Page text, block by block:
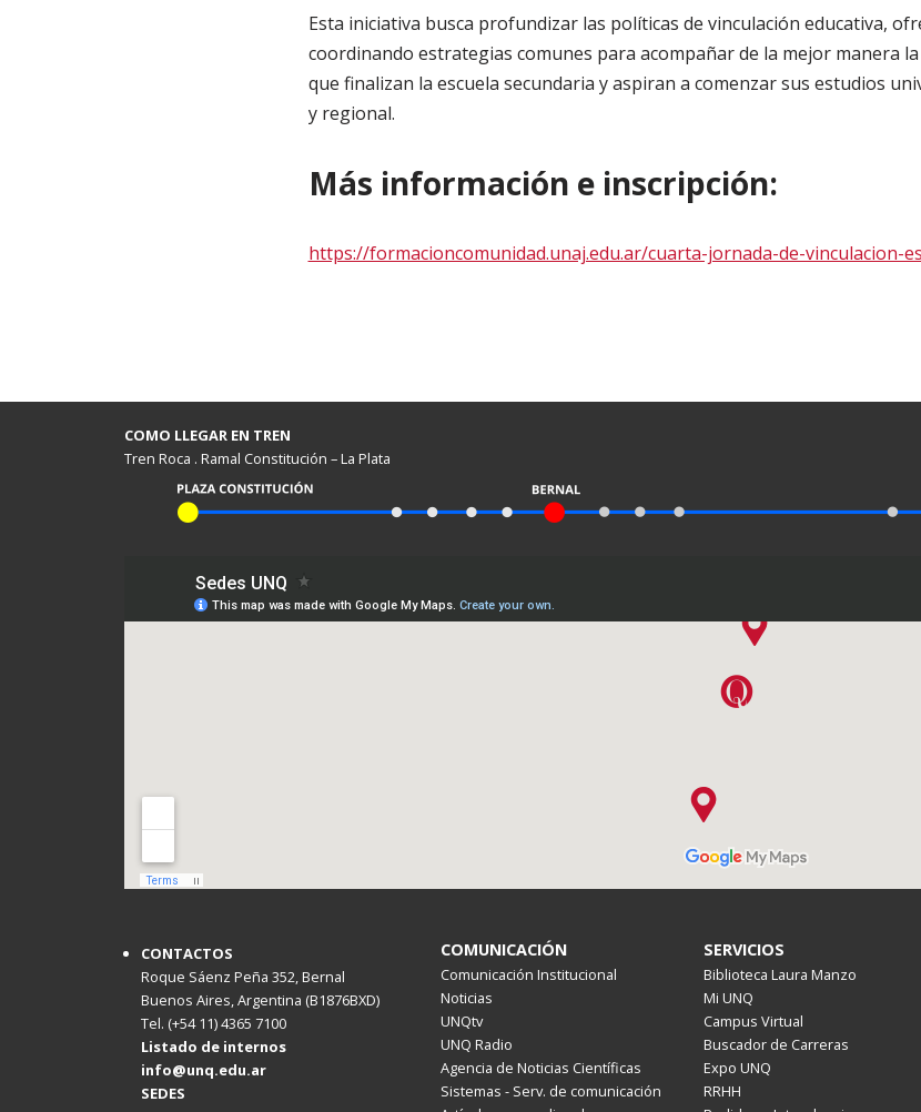
Esta iniciativa busca profundizar las políticas de vinculación educativa,
coordinando estrategias comunes para acompañar de la mejor manera
que finalizan la escuela secundaria y aspiran a comenzar sus estudios
y regional.
Más información e inscripción:
https://formacioncomunidad.unaj.edu.ar/cuarta-jornada-de-vinculacion-
COMO LLEGAR EN TREN
Tren Roca . Ramal Constitución – La Plata
CONTACTOS
Roque Sáenz Peña 352, Bernal
Buenos Aires, Argentina (B1876BXD)
Tel. (+54 11) 4365 7100
Listado de internos
info@unq.edu.ar
SEDES
COMUNICACIÓN
Comunicación Institucional
Noticias
UNQtv
UNQ Radio
Agencia de Noticias Científicas
Sistemas - Serv. de comunicación
SERVICIOS
Biblioteca Laura Manzo
Mi UNQ
Campus Virtual
Buscador de Carreras
Expo UNQ
RRHH